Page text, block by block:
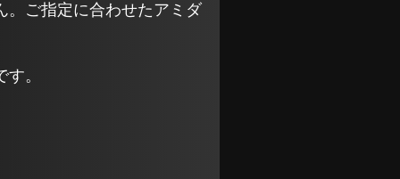
。ご指定に合わせたアミダ
。